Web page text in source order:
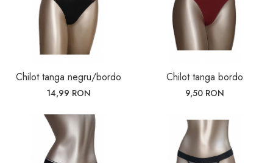
Chilot tanga negru/bordo
14,99 RON
Chilot tanga bordo
9,50 RON